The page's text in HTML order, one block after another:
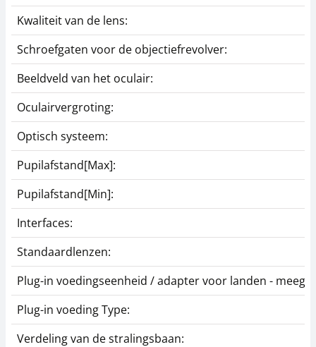
Kwaliteit van de lens:
Schroefgaten voor de objectiefrevolver:
Beeldveld van het oculair:
Oculairvergroting:
Optisch systeem:
Pupilafstand[Max]:
Pupilafstand[Min]:
Interfaces:
Standaardlenzen:
Plug-in voedingseenheid / adapter voor landen -
Plug-in voeding Type:
Verdeling van de stralingsbaan: